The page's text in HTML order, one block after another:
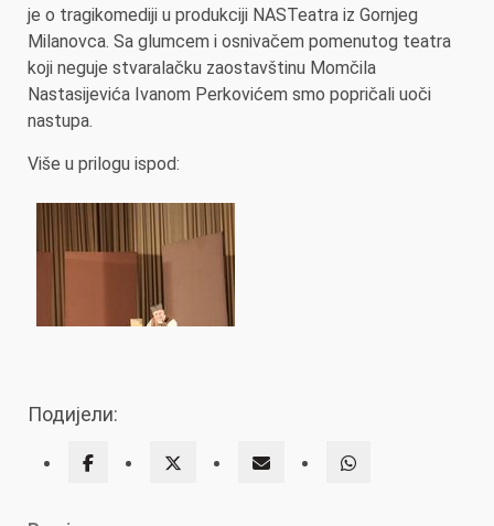
je o tragikomediji u produkciji NASTeatra iz Gornjeg
Milanovca. Sa glumcem i osnivačem pomenutog teatra
koji neguje stvaralačku zaostavštinu Momčila
Nastasijevića Ivanom Perkovićem smo popričali uoči
nastupa.
Više u prilogu ispod:
Подијели: